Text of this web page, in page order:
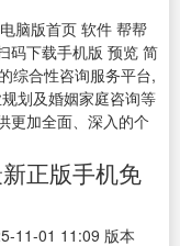
脑版首页 软件 帮帮
码下载手机版 预览 简
综合性咨询服务平台,
划及婚姻家庭咨询等
更加全面、深入的个
正版手机免
11-01 11:09 版本